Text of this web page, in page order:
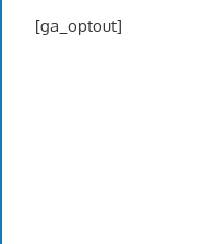
[ga_optout]